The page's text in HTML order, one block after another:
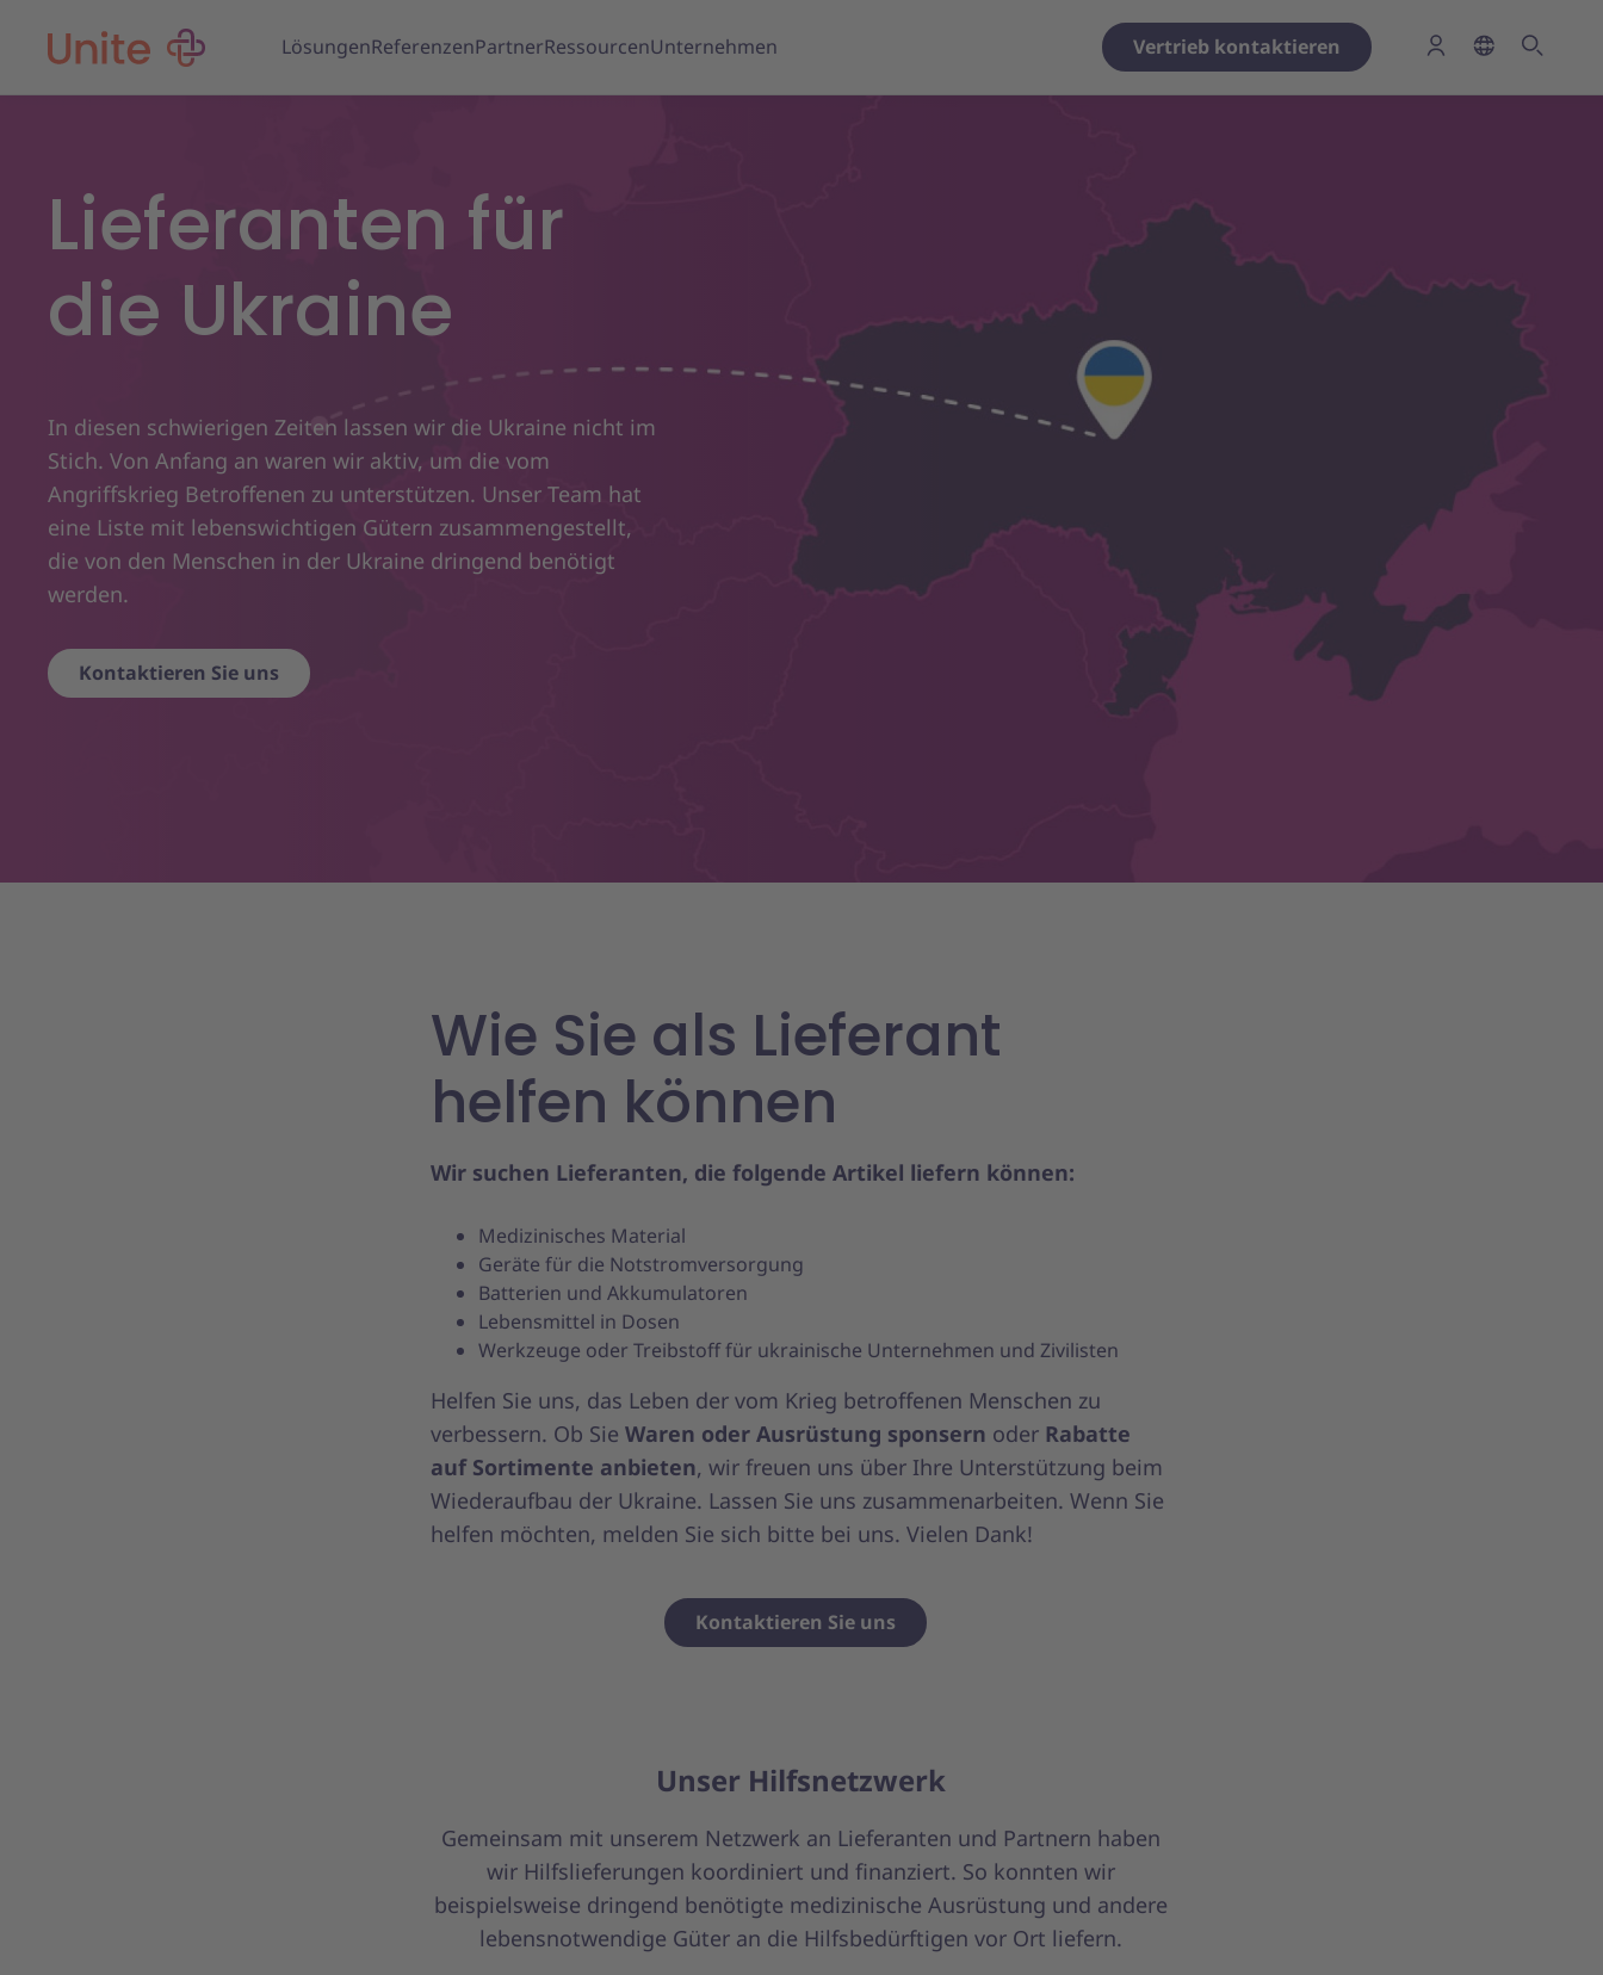
LösungenReferenzenPartnerRessourcenUnternehmen Vertrieb kontaktieren
Lieferanten für
die Ukraine
In diesen schwierigen Zeiten lassen wir die Ukraine nicht im
Stich. Von Anfang an waren wir aktiv, um die vom
Angriffskrieg Betroffenen zu unterstützen. Unser Team hat
eine Liste mit lebenswichtigen Gütern zusammengestellt,
die von den Menschen in der Ukraine dringend benötigt
werden.
Kontaktieren Sie uns
Wie Sie als Lieferant
helfen können
Wir suchen Lieferanten, die folgende Artikel liefern können:
Medizinisches Material
Geräte für die Notstromversorgung
Batterien und Akkumulatoren
Lebensmittel in Dosen
Werkzeuge oder Treibstoff für ukrainische Unternehmen und Zivilisten
Helfen Sie uns, das Leben der vom Krieg betroffenen Menschen zu
verbessern. Ob SieWaren oder Ausrüstung sponsern oder Rabatte
auf Sortimente anbieten, wir freuen uns über Ihre Unterstützung beim
Wiederaufbau der Ukraine. Lassen Sie uns zusammenarbeiten. Wenn Sie
helfen möchten, melden Sie sich bitte bei uns. Vielen Dank!
Kontaktieren Sie uns
Unser Hilfsnetzwerk
Gemeinsam mit unserem Netzwerk an Lieferanten und Partnern haben
wir Hilfslieferungen koordiniert und finanziert. So konnten wir
beispielsweise dringend benötigte medizinische Ausrüstung und andere
lebensnotwendige Güter an die Hilfsbedürftigen vor Ort liefern.